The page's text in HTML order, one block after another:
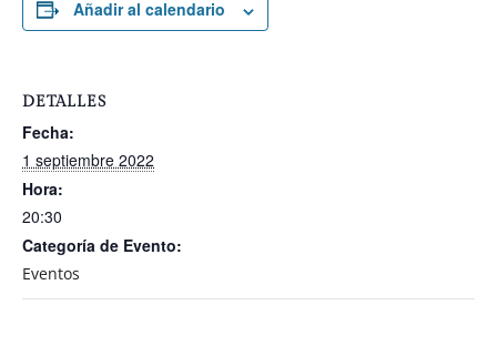
Añadir al calendario
DETALLES
Fecha:
1 septiembre 2022
Hora:
20:30
Categoría de Evento:
Eventos